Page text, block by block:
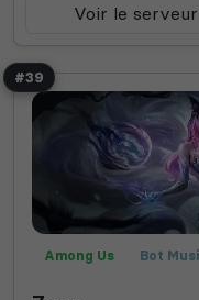
Voir le serveur
#39
Among Us Bot